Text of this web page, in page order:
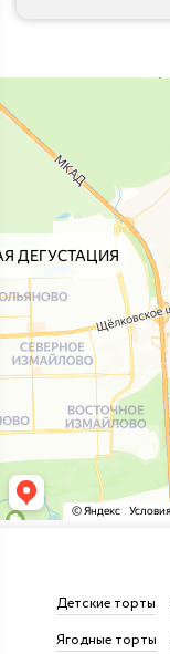
Детские торты
Ягодные торты